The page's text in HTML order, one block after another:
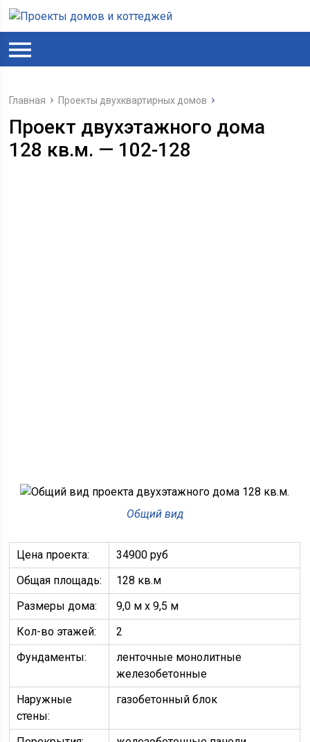
Главная Проекты двухквартирных домов
Проект двухэтажного дома
128 кв.м. — 102-128
Общий вид
Цена проекта:
34900 руб
Общая площадь:
128 кв.м
Размеры дома:
9,0 м х 9,5 м
Кол-во этажей:
2
Фундаменты:
ленточные монолитные
железобетонные
Наружные
стены:
газобетонный блок